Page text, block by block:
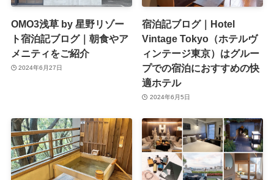
OMO3浅草 by 星野リゾー
ト宿泊記ブログ｜朝食やア
メニティをご紹介
2024年6月27日
宿泊記ブログ｜Hotel
Vintage Tokyo（ホテルヴ
ィンテージ東京）はグルー
プでの宿泊におすすめの快
適ホテル
2024年6月5日